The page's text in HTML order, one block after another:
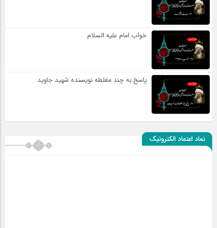
خواب امام علیه السلام
پاسخ به چند مغلطه نویسنده شهید جاوید
نماد اعتماد الکترونیک